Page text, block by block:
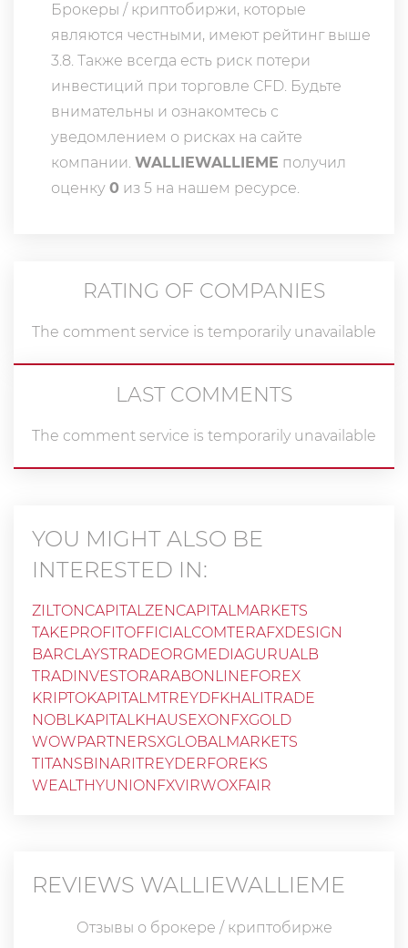
Брокеры / криптобиржи, которые
являются честными, имеют рейтинг выше
3.8. Также всегда еcть риск потери
инвестиций при торговле CFD. Будьте
внимательны и ознакомтесь с
уведомлением о рисках на сайте
компании. WALLIEWALLIEME получил
оценку 0 из 5 на нашем ресурсе.
RATING OF COMPANIES
The comment service is temporarily unavailable
LAST COMMENTS
The comment service is temporarily unavailable
YOU MIGHT ALSO BE
INTERESTED IN:
ZILTONCAPITALZENCAPITALMARKETS
TAKEPROFITOFFICIALCOMTERAFXDESIGN
BARCLAYSTRADEORGMEDIAGURUALB
TRADINVESTORARABONLINEFOREX
KRIPTOKAPITALMTREYDFKHALITRADE
NOBLKAPITALKHAUSEXONFXGOLD
WOWPARTNERSXGLOBALMARKETS
TITANSBINARITREYDERFOREKS
WEALTHYUNION FXVIRWOXFAIR
REVIEWS WALLIEWALLIEME
Отзывы о брокере / криптобирже